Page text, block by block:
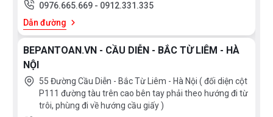
0976.665.669 - 0912.331.335
Dẫn đường
BEPANTOAN.VN - CẦU DIỄN - BẮC TỪ LIÊM - HÀ
NỘI
55 Đường Cầu Diễn - Bắc Từ Liêm - Hà Nội ( đối diện cột
P111 đường tàu trên cao bên tay phải theo hướng đi từ
trôi, phùng đi về hướng cầu giấy )